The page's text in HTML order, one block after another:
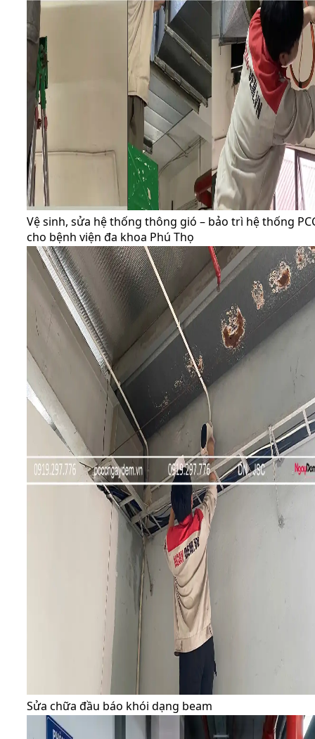
Vệ sinh, sửa hệ thống thông gió – bảo trì hệ thống
cho bệnh viện đa khoa Phú Thọ
Sửa chữa đầu báo khói dạng beam